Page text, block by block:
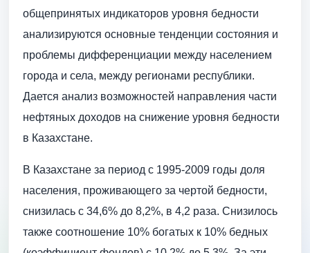
общепринятых индикаторов уровня бедности
анализируются основные тенденции состояния и
проблемы дифференциации между населением
города и села, между регионами республики.
Дается анализ возможностей направления части
нефтяных доходов на снижение уровня бедности
в Казахстане.
В Казахстане за период с 1995-2009 годы доля
населения, проживающего за чертой бедности,
снизилась с 34,6% до 8,2%, в 4,2 раза. Снизилось
также соотношение 10% богатых к 10% бедных